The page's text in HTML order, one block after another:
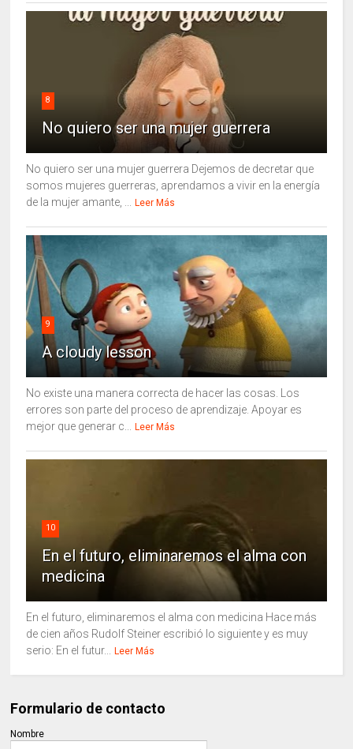
8
No quiero ser una mujer guerrera
No quiero ser una mujer guerrera Dejemos de decretar que
somos mujeres guerreras, aprendamos a vivir en la energía
de la mujer amante, ... Leer Más
9
A cloudy lesson
No existe una manera correcta de hacer las cosas. Los
errores son parte del proceso de aprendizaje. Apoyar es
mejor que generar c... Leer Más
10
En el futuro, eliminaremos el alma con
medicina
En el futuro, eliminaremos el alma con medicina Hace más
de cien años Rudolf Steiner escribió lo siguiente y es muy
serio: En el futur... Leer Más
Formulario de contacto
Nombre